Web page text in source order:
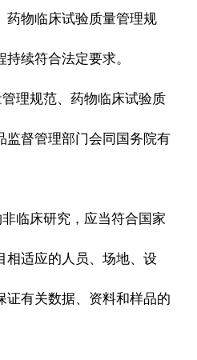
药物临床试验质量管理规
续符合法定要求。
理规范、药物临床试验质
监督管理部门会同国务院有
床研究，应当符合国家
相适应的人员、场地、设
证有关数据、资料和样品的